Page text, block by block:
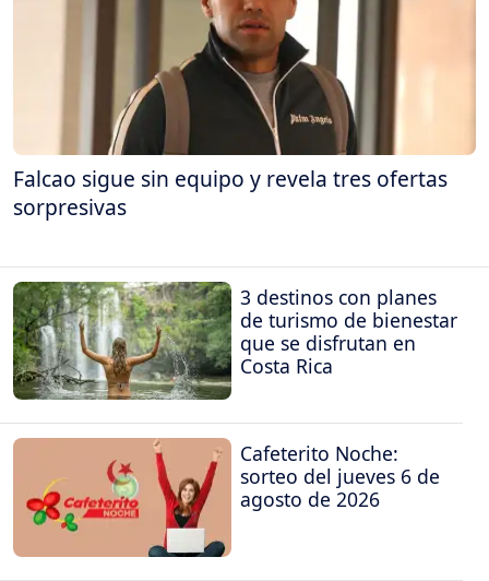
Falcao sigue sin equipo y revela tres ofertas
sorpresivas
3 destinos con planes
de turismo de bienestar
que se disfrutan en
Costa Rica
Cafeterito Noche:
sorteo del jueves 6 de
agosto de 2026